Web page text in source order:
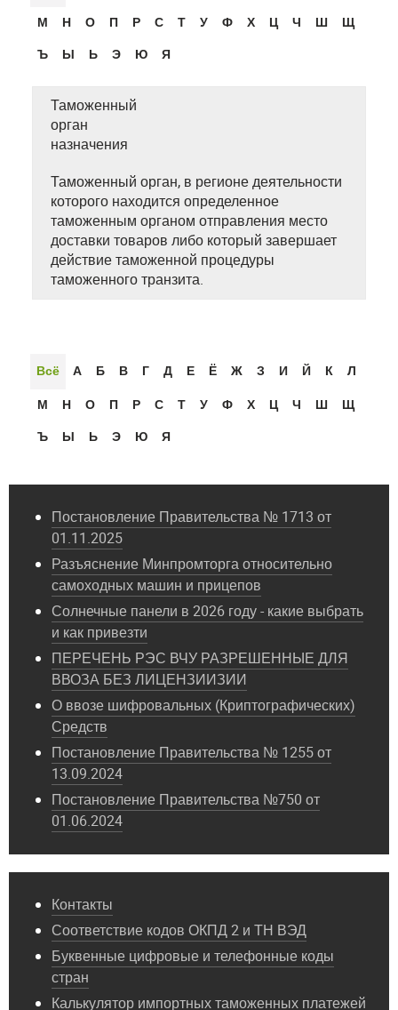
М
Н О П Р С Т У Ф Х Ц Ч Ш
Щ
Ъ
Ы Ь Э Ю Я
Таможенный
орган
назначения
Таможенный орган, в регионе деятельности
которого находится определенное
таможенным органом отправления место
доставки товаров либо который завершает
действие таможенной процедуры
таможенного транзита.
Всё А Б В Г Д Е Ё Ж З И Й К
Л
М
Н О П Р С Т У Ф Х Ц Ч Ш
Щ
Ъ
Ы Ь Э Ю Я
Постановление Правительства № 1713 от
01.11.2025
Разъяснение Минпромторга относительно
самоходных машин и прицепов
Солнечные панели в 2026 году - какие выбрать
и как привезти
ПЕРЕЧЕНЬ РЭС ВЧУ РАЗРЕШЕННЫЕ ДЛЯ
ВВОЗА БЕЗ ЛИЦЕНЗИИЗИИ
О ввозе шифровальных (Криптографических)
Средств
Постановление Правительства № 1255 от
13.09.2024
Постановление Правительства №750 от
01.06.2024
Контакты
Соответствие кодов ОКПД 2 и ТН ВЭД
Буквенные цифровые и телефонные коды
стран
Калькулятор импортных таможенных платежей